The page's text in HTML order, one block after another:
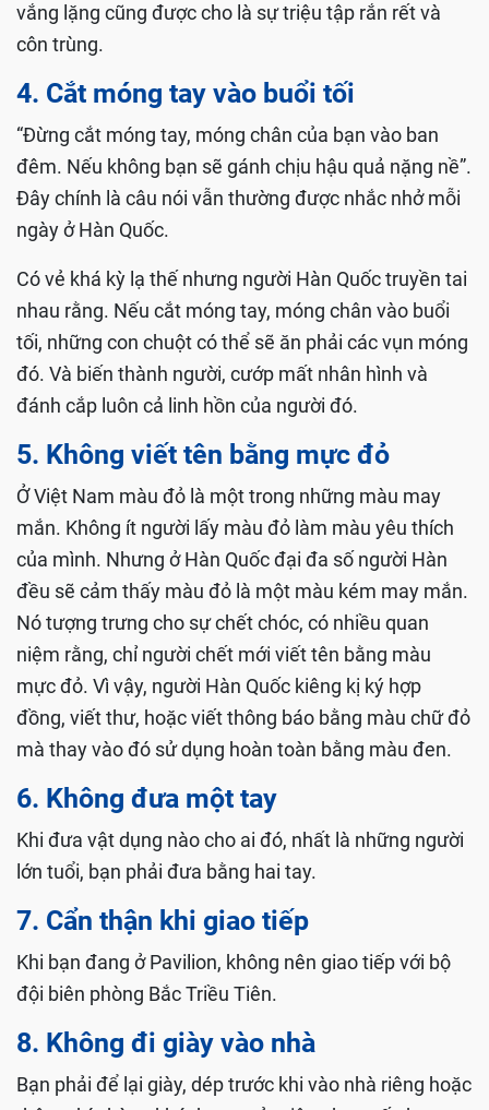
vắng lặng cũng được cho là sự triệu tập rắn rết và
côn trùng.
4. Cắt móng tay vào buổi tối
“Đừng cắt móng tay, móng chân của bạn vào ban
đêm. Nếu không bạn sẽ gánh chịu hậu quả nặng nề”.
Đây chính là câu nói vẫn thường được nhắc nhở mỗi
ngày ở Hàn Quốc.
Có vẻ khá kỳ lạ thế nhưng người Hàn Quốc truyền tai
nhau rằng. Nếu cắt móng tay, móng chân vào buổi
tối, những con chuột có thể sẽ ăn phải các vụn móng
đó. Và biến thành người, cướp mất nhân hình và
đánh cắp luôn cả linh hồn của người đó.
5. Không viết tên bằng mực đỏ
Ở Việt Nam màu đỏ là một trong những màu may
mắn. Không ít người lấy màu đỏ làm màu yêu thích
của mình. Nhưng ở Hàn Quốc đại đa số người Hàn
đều sẽ cảm thấy màu đỏ là một màu kém may mắn.
Nó tượng trưng cho sự chết chóc, có nhiều quan
niệm rằng, chỉ người chết mới viết tên bằng màu
mực đỏ. Vì vậy, người Hàn Quốc kiêng kị ký hợp
đồng, viết thư, hoặc viết thông báo bằng màu chữ đỏ
mà thay vào đó sử dụng hoàn toàn bằng màu đen.
6. Không đưa một tay
Khi đưa vật dụng nào cho ai đó, nhất là những người
lớn tuổi, bạn phải đưa bằng hai tay.
7. Cẩn thận khi giao tiếp
Khi bạn đang ở Pavilion, không nên giao tiếp với bộ
đội biên phòng Bắc Triều Tiên.
8. Không đi giày vào nhà
Bạn phải để lại giày, dép trước khi vào nhà riêng hoặc